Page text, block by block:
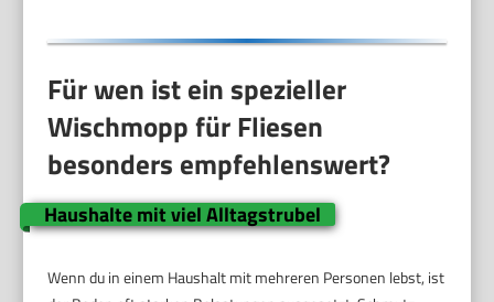
Für wen ist ein spezieller
Wischmopp für Fliesen
besonders empfehlenswert?
Haushalte mit viel Alltagstrubel
Wenn du in einem Haushalt mit mehreren Personen lebst, ist